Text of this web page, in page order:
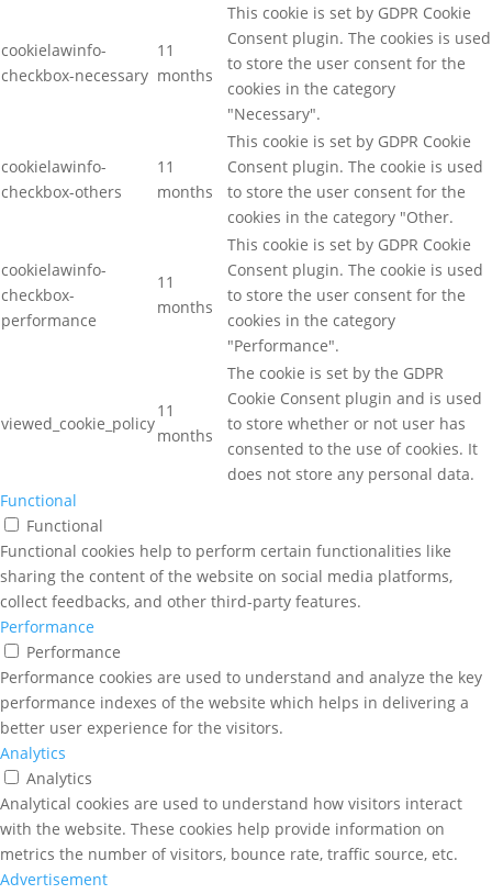
cookielawinfo-
checkbox-necessary
11
months
This cookie is set by GDPR Cookie
Consent plugin. The cookies is used
to store the user consent for the
cookies in the category
"Necessary".
cookielawinfo-
checkbox-others
11
months
This cookie is set by GDPR Cookie
Consent plugin. The cookie is used
to store the user consent for the
cookies in the category "Other.
cookielawinfo-
checkbox-
performance
11
months
This cookie is set by GDPR Cookie
Consent plugin. The cookie is used
to store the user consent for the
cookies in the category
"Performance".
viewed_cookie_policy
11
months
The cookie is set by the GDPR
Cookie Consent plugin and is used
to store whether or not user has
consented to the use of cookies. It
does not store any personal data.
Functional
Functional
Functional cookies help to perform certain functionalities like
sharing the content of the website on social media platforms,
collect feedbacks, and other third-party features.
Performance
Performance
Performance cookies are used to understand and analyze the key
performance indexes of the website which helps in delivering a
better user experience for the visitors.
Analytics
Analytics
Analytical cookies are used to understand how visitors interact
with the website. These cookies help provide information on
metrics the number of visitors, bounce rate, traffic source, etc.
Advertisement